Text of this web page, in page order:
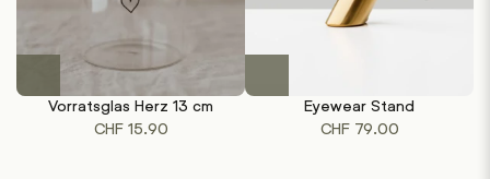
Vorratsglas Herz 13 cm
CHF15.90
weist
mehrere
Eyewear Stand
CHF79.00